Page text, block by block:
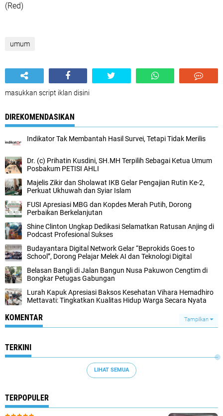
(Red)
umum
masukkan script iklan disini
DIREKOMENDASIKAN
Indikator Tak Membantah Hasil Survei, Tetapi Tidak Merilis
Dr. (c) Prihatin Kusdini, SH.MH Terpilih Sebagai Ketua Umum
Posbakum PETISI AHLI
Majelis Zikir dan Sholawat IKB Gelar Pengajian Rutin Ke-2,
Perkuat Ukhuwah dan Syiar Islam
FUSI Apresiasi MBG dan Kopdes Merah Putih, Dorong
Perbaikan Berkelanjutan
Shine Clinton Ungkap Dedikasi Selamatkan Ratusan Anjing di
Podcast Profesional Sukses
Budayantara Digital Network Gelar “Beprokids Goes to
School”, Dorong Pelajar Melek AI dan Teknologi Digital
Belasan Bangli di Jalan Bangun Nusa Pakuwon Cengtim di
Bongkar Petugas Gabungan
Lurah Kapuk Apresiasi Baksos Kesehatan Vihara Hemadhiro
Mettavati: Tingkatkan Kualitas Hidup Warga Secara Nyata
KOMENTAR Tampilkan
TERKINI
LIHAT SEMUA
TERPOPULER